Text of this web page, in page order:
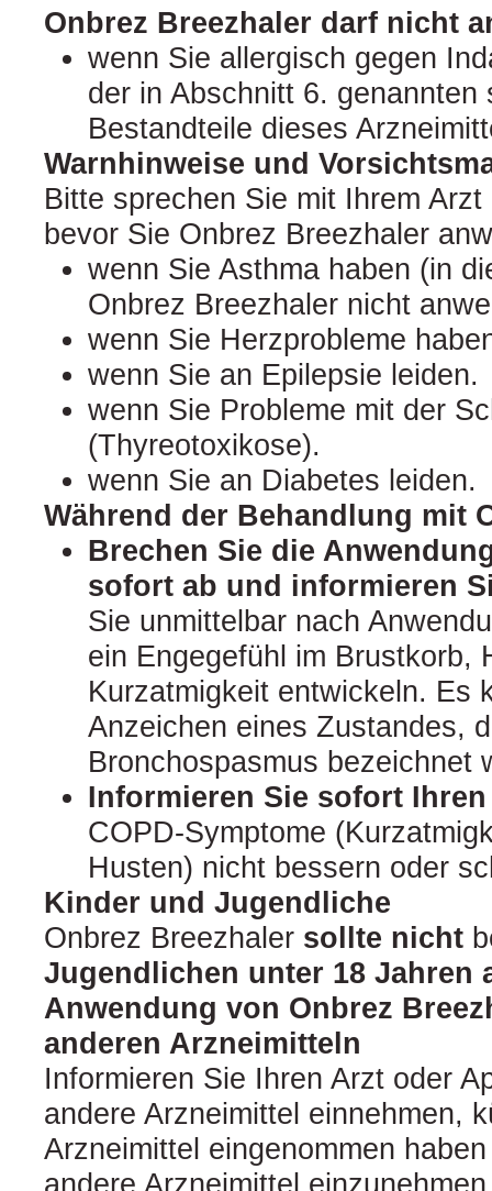
Onbrez Breezhaler darf nicht
wenn Sie allergisch gegen
der in Abschnitt 6. genannten
Bestandteile dieses
Warnhinweise und
Bitte sprechen Sie mit Ihrem
bevor Sie Onbrez Breezhaler
wenn Sie Asthma haben (in
Onbrez Breezhaler nicht
wenn Sie Herzprobleme
wenn Sie an Epilepsie leiden.
wenn Sie Probleme mit der
(Thyreotoxikose).
wenn Sie an Diabetes leiden.
Während der Behandlung mit
Brechen Sie die
sofort ab und informieren
Sie unmittelbar nach
ein Engegefühl im Brustkorb,
Kurzatmigkeit entwickeln. Es
Anzeichen eines Zustandes,
Bronchospasmus bezeichnet
Informieren Sie sofort
COPD‑Symptome
Husten) nicht bessern oder
Kinder und Jugendliche
Onbrez Breezhaler sollte nicht
Jugendlichen unter 18 Jahren
Anwendung von Onbrez
anderen Arzneimitteln
Informieren Sie Ihren Arzt oder
andere Arzneimittel einnehmen,
Arzneimittel eingenommen
andere Arzneimittel